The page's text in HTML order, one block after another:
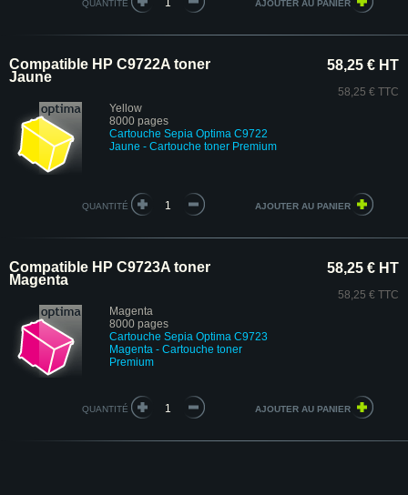
QUANTITÉ
Compatible HP C9722A toner
Jaune
Yellow
8000 pages
Cartouche Sepia Optima C9722
Jaune - Cartouche toner Premium
58,25 € HT
58,25 € TTC
QUANTITÉ
Compatible HP C9723A toner
Magenta
Magenta
8000 pages
Cartouche Sepia Optima C9723
Magenta - Cartouche toner
Premium
58,25 € HT
58,25 € TTC
QUANTITÉ